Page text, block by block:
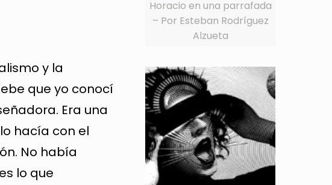
y la
que yo conocí
Era una
hacía con el
No había
lo que
Horacio en una parrafada
– Por Esteban Rodríguez
Alzueta